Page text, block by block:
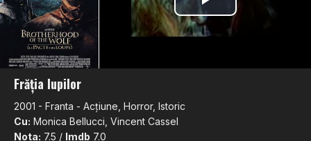
Frăția lupilor
2001 - Franta - Acţiune, Horror, Istoric
Cu: Monica Bellucci, Vincent Cassel
Nota: 7.5 / Imdb 7.0